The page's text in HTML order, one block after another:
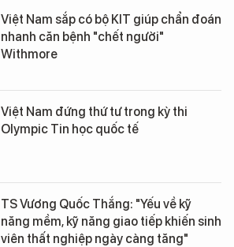
Việt Nam sắp có bộ KIT giúp chẩn đoán
nhanh căn bệnh "chết người"
Withmore
Việt Nam đứng thứ tư trong kỳ thi
Olympic Tin học quốc tế
TS Vương Quốc Thắng: "Yếu về kỹ
năng mềm, kỹ năng giao tiếp khiến sinh
viên thất nghiệp ngày càng tăng"